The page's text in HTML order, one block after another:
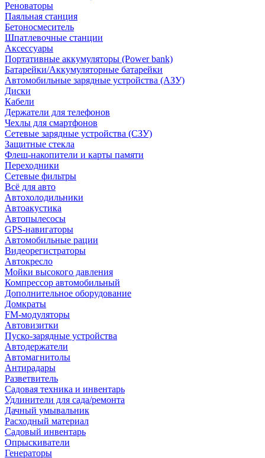
Реноваторы
Паяльная станция
Бетоносмеситель
Шпатлевочные станции
Аксессуары
Портативные аккумуляторы (Power bank)
Батарейки/Аккумуляторные батарейки
Автомобильные зарядные устройства (АЗУ)
Диски
Кабели
Держатели для телефонов
Чехлы для смартфонов
Сетевые зарядные устройства (СЗУ)
Защитные стекла
Флеш-накопители и карты памяти
Переходники
Сетевые фильтры
Всё для авто
Автохолодильники
Автоакустика
Автопылесосы
GPS-навигаторы
Автомобильные рации
Видеорегистраторы
Автокресло
Мойки высокого давления
Компрессор автомобильный
Дополнительное оборудование
Домкраты
FM-модуляторы
Автовизитки
Пуско-зарядные устройства
Автодержатели
Автомагнитолы
Антирадары
Разветвитель
Садовая техника и инвентарь
Удлинители для сада/ремонта
Дачный умывальник
Расходный материал
Садовый инвентарь
Опрыскиватели
Генераторы